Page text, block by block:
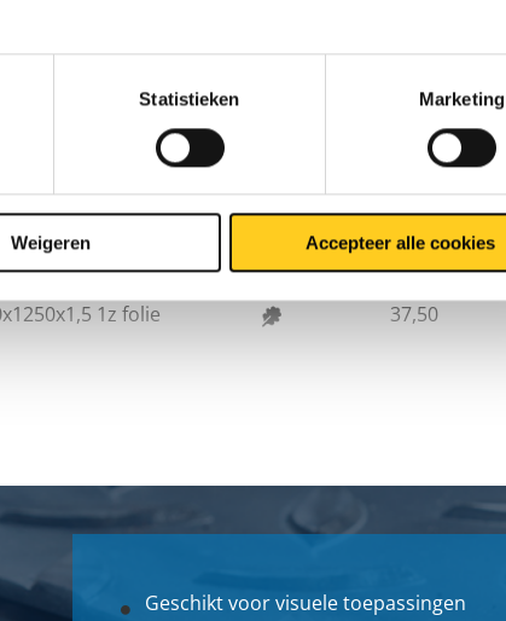
Statistieken Marketing
Weigeren Accepteer alle cookies
1z folie
25,00
1z folie
24,00
1z folie
37,50
Geschikt voor visuele toepassingen